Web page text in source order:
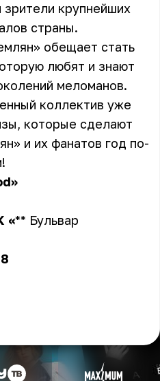
крупнейших
страны.
обещает стать
любят и знают
меломанов.
коллектив уже
которые сделают
и их фанатов год по-
«** Бульвар